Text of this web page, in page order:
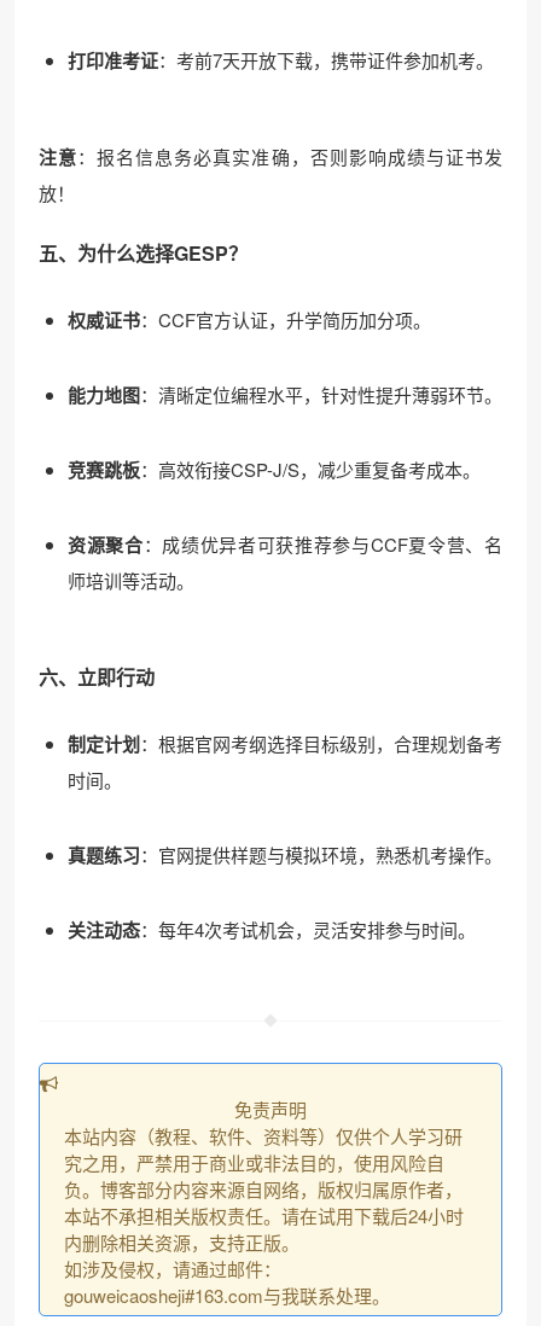
打印准考证：考前7天开放下载，携带证件参加机考。
注意：报名信息务必真实准确，否则影响成绩与证书发
放！
五、为什么选择GESP？
权威证书：CCF官方认证，升学简历加分项。
能力地图：清晰定位编程水平，针对性提升薄弱环节。
竞赛跳板：高效衔接CSP-J/S，减少重复备考成本。
资源聚合：成绩优异者可获推荐参与CCF夏令营、名
师培训等活动。
六、立即行动
制定计划：根据官网考纲选择目标级别，合理规划备考
时间。
真题练习：官网提供样题与模拟环境，熟悉机考操作。
关注动态：每年4次考试机会，灵活安排参与时间。
免责声明
本站内容（教程、软件、资料等）仅供个人学习研
究之用，严禁用于商业或非法目的，使用风险自
负。博客部分内容来源自网络，版权归属原作者，
本站不承担相关版权责任。请在试用下载后24小时
内删除相关资源，支持正版。
如涉及侵权，请通过邮件：
gouweicaosheji#163.com与我联系处理。